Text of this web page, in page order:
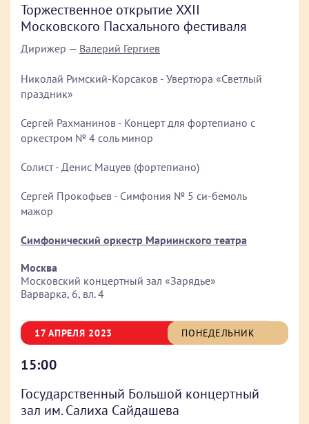
Торжественное открытие XXII
Московского Пасхального фестиваля
Дирижер — Валерий Гергиев
Николай Римский-Корсаков - Увертюра «Светлый
праздник»
Сергей Рахманинов - Концерт для фортепиано с
оркестром № 4 соль минор
Солист - Денис Мацуев (фортепиано)
Сергей Прокофьев - Симфония № 5 си-бемоль
мажор
Симфонический оркестр Мариинского театра
Москва
Московский концертный зал «Зарядье»
Варварка, 6, вл. 4
17 АПРЕЛЯ 2023 ПОНЕДЕЛЬНИК
15:00
Государственный Большой концертный
зал им. Салиха Сайдашева